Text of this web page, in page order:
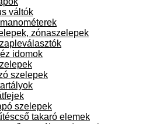
váltók
zónaszelepek
idomok
szelepek
szelepek
takaró elemek